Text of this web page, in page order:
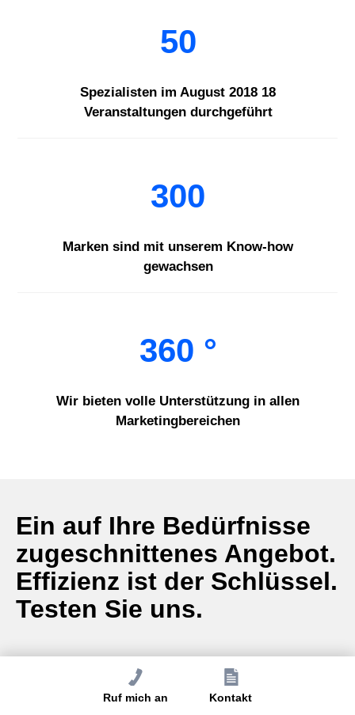
50
Spezialisten im August 2018 18
Veranstaltungen durchgeführt
300
Marken sind mit unserem Know-how
gewachsen
360 °
Wir bieten volle Unterstützung in allen
Marketingbereichen
Ein auf Ihre Bedürfnisse
zugeschnittenes Angebot.
Effizienz ist der Schlüssel.
Testen Sie uns.
Ruf mich an Kontakt